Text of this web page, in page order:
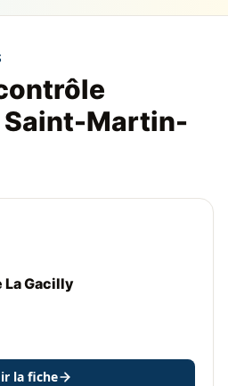
Saint-Martin-
La Gacilly
la fiche